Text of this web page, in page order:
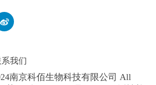
我们
南京科佰生物科技有限公司 All